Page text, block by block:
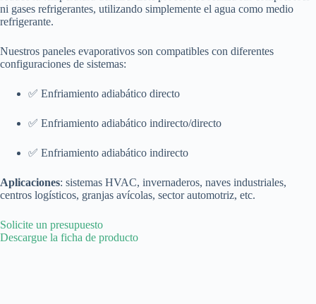
ni gases refrigerantes, utilizando simplemente el agua como medio
refrigerante.
Nuestros paneles evaporativos son compatibles con diferentes
configuraciones de sistemas:
✅ Enfriamiento adiabático directo
✅ Enfriamiento adiabático indirecto/directo
✅ Enfriamiento adiabático indirecto
Aplicaciones: sistemas HVAC, invernaderos, naves industriales,
centros logísticos, granjas avícolas, sector automotriz, etc.
Solicite un presupuesto
Descargue la ficha de producto